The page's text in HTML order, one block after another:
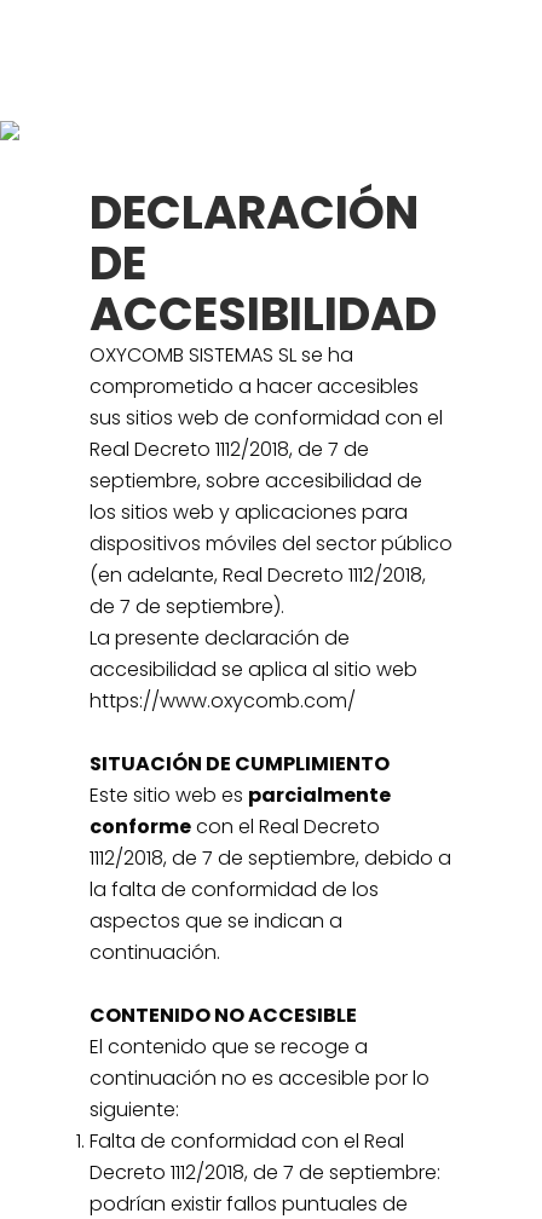
DECLARACIÓN
DE
ACCESIBILIDAD
OXYCOMB SISTEMAS SL se ha
comprometido a hacer accesibles
sus sitios web de conformidad con el
Real Decreto 1112/2018, de 7 de
septiembre, sobre accesibilidad de
los sitios web y aplicaciones para
dispositivos móviles del sector público
(en adelante, Real Decreto 1112/2018,
de 7 de septiembre).
La presente declaración de
accesibilidad se aplica al sitio web
https://www.oxycomb.com/
SITUACIÓN DE CUMPLIMIENTO
Este sitio web es parcialmente
conformecon el Real Decreto
1112/2018, de 7 de septiembre, debido a
la falta de conformidad de los
aspectos que se indican a
continuación.
CONTENIDO NO ACCESIBLE
El contenido que se recoge a
continuación no es accesible por lo
siguiente:
Falta de conformidad con el Real
Decreto 1112/2018, de 7 de septiembre:
podrían existir fallos puntuales de